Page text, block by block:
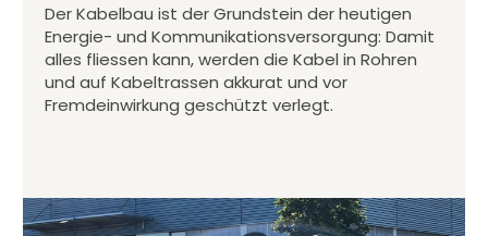
Der Kabelbau ist der Grundstein der heutigen
Energie- und Kommunikationsversorgung: Damit
alles fliessen kann, werden die Kabel in Rohren
und auf Kabeltrassen akkurat und vor
Fremdeinwirkung geschützt verlegt.